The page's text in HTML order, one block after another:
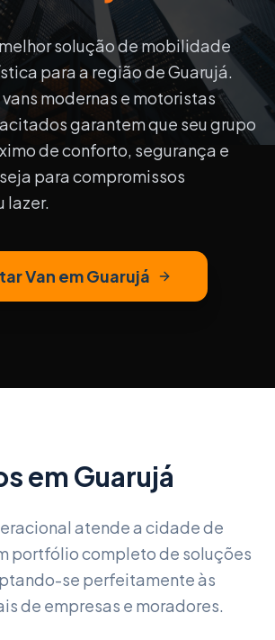
solução de mobilidade
para a região deGuarujá.
modernas e motoristas
garantem que seu grupo
de conforto, segurança e
para compromissos
lazer.
Van emGuarujá
em Guarujá
atende a cidade de
portfólio completo de soluções
se perfeitamente às
de empresas e moradores.